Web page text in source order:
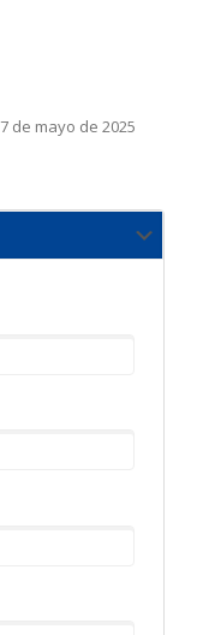
7 de mayo de 2025